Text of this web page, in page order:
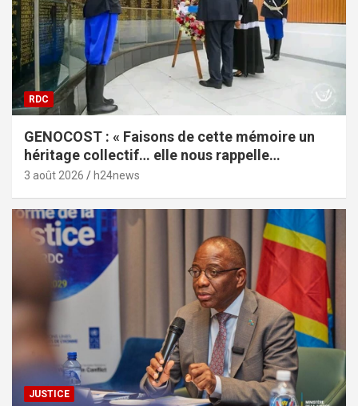
RDC
GENOCOST : « Faisons de cette mémoire un
héritage collectif… elle nous rappelle
l’impérieuse nécessité de la vérité », lance
3 août 2026 h24news
JUSTICE